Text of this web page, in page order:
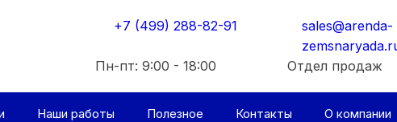
+7 (499) 288-82-91
sales@arenda-
Пн-пт: 9:00 - 18:00
Отдел продаж
Наши работы Полезное Контакты О компании